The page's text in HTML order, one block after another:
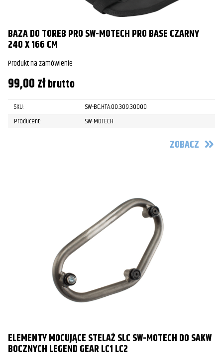
BAZA DO TOREB PRO SW-MOTECH PRO BASE CZARNY
240 X 166 CM
Produkt na zamówienie
99,00złbrutto
SKU:
SW-BC.HTA.00.309.30000
Producent:
SW-MOTECH
ZOBACZ
ELEMENTY MOCUJĄCE STELAŻ SLC SW-MOTECH DO SAKW
BOCZNYCH LEGEND GEAR LC1 LC2